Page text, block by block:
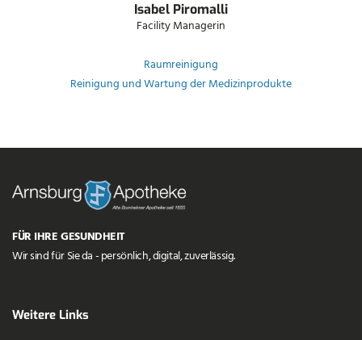
Isabel Piromalli
Facility Managerin
Raumreinigung
Reinigung und Wartung der Medizinprodukte
FÜR IHRE GESUNDHEIT
Wir sind für Sie da - persönlich, digital, zuverlässig.
Weitere Links